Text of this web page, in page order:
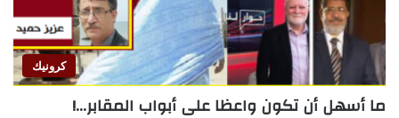
كرونيك
ما أسهل أن تكون واعظا على أبواب المقابر…!